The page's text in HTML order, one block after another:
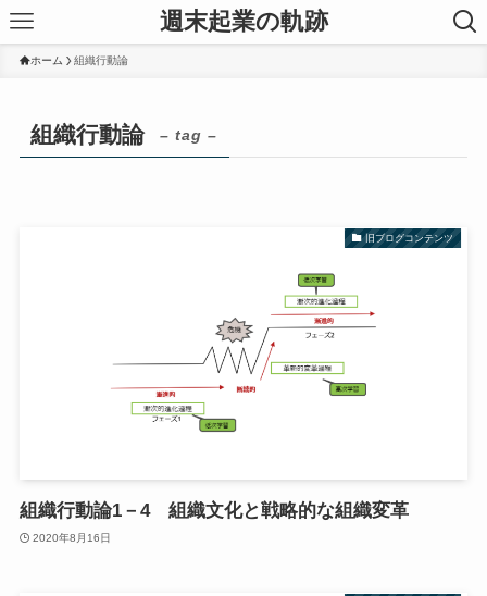
週末起業の軌跡
ホーム 組織行動論
組織行動論 – tag –
旧ブログコンテンツ
組織行動論1－4 組織文化と戦略的な組織変革
2020年8月16日